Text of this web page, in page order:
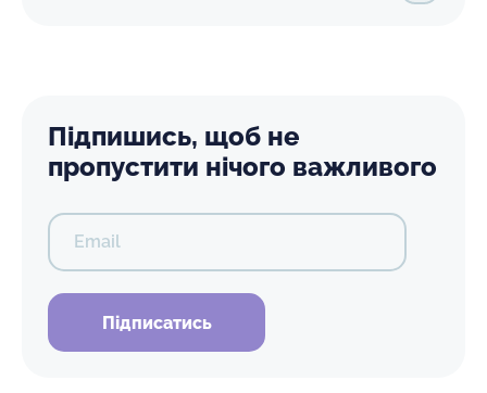
Підпишись, щоб не
пропустити нічого важливого
Email
Підписатись